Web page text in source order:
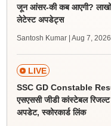
जून आंसर-की कब आएगी? लाखों
लेटेस्ट अपडेट्स
Santosh Kumar | Aug 7, 2026
LIVE
SSC GD Constable
एसएससी जीडी कांस्टेबल
अपडेट, स्कोरकार्ड लिंक